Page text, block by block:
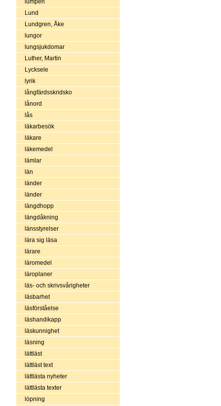
lumpen
Lund
Lundgren, Åke
lungor
lungsjukdomar
Luther, Martin
Lycksele
lyrik
långfärdsskridsko
lånord
lås
läkarbesök
läkare
läkemedel
lämlar
län
länder
länder
längdhopp
längdåkning
länsstyrelser
lära sig läsa
lärare
läromedel
läroplaner
läs- och skrivsvårigheter
läsbarhet
läsförståelse
läshandikapp
läskunnighet
läsning
lättläst
lättläst text
lättlästa nyheter
lättlästa texter
löpning